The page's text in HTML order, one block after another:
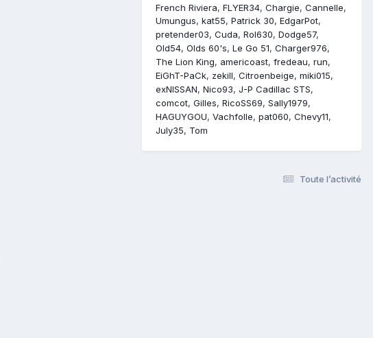
French Riviera FLYER34 Chargie Cannelle
Umungus kat55 Patrick 30 EdgarPot
pretender03 Cuda Rol630 Dodge57
Old54 Olds 60's Le Go 51 Charger976
The Lion King
americoast fredeau run
EiGhT-PaCk zekill Citroenbeige miki015
exNISSAN Nico93 J-P Cadillac STS
comcot Gilles RicoSS69 Sally1979
HAGUYGOU Vachfolle pat060 Chevy11
July35
Tom
Toute l’activité